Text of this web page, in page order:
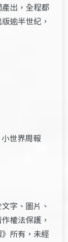
出，全程都
逾半世紀，
世界周報
字、圖片、
權法保護，
所有，未經